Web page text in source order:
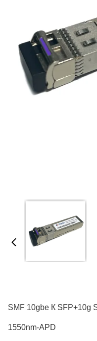
SMF 10gbe К SFP+10g
1550nm-APD